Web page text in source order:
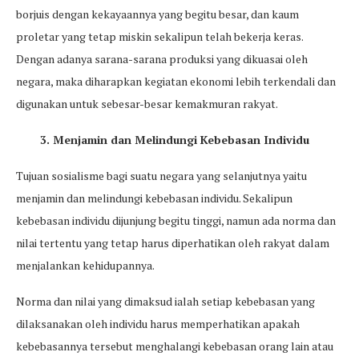
borjuis dengan kekayaannya yang begitu besar, dan kaum
proletar yang tetap miskin sekalipun telah bekerja keras.
Dengan adanya sarana-sarana produksi yang dikuasai oleh
negara, maka diharapkan kegiatan ekonomi lebih terkendali dan
digunakan untuk sebesar-besar kemakmuran rakyat.
3. Menjamin dan Melindungi Kebebasan Individu
Tujuan sosialisme bagi suatu negara yang selanjutnya yaitu
menjamin dan melindungi kebebasan individu. Sekalipun
kebebasan individu dijunjung begitu tinggi, namun ada norma dan
nilai tertentu yang tetap harus diperhatikan oleh rakyat dalam
menjalankan kehidupannya.
Norma dan nilai yang dimaksud ialah setiap kebebasan yang
dilaksanakan oleh individu harus memperhatikan apakah
kebebasannya tersebut menghalangi kebebasan orang lain atau